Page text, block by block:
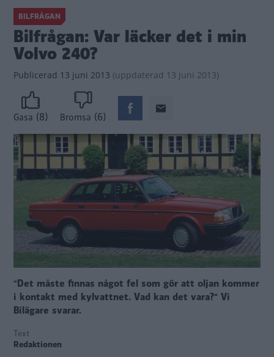
BILFRÅGAN
Bilfrågan: Var läcker det i min
Volvo 240?
Publicerad 13 juni 2013 (uppdaterad 13 juni 2013)
Gasa (8) Bromsa (6)
"Det måste finnas något fel som gör att oljan kommer
i kontakt med kylvattnet. Vad kan det vara?" Vi
Bilägare svarar.
Text
Redaktionen